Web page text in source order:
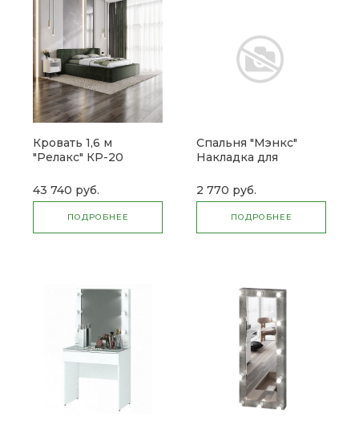
Кровать 1,6 м
"Релакс" КР-20
43 740 руб.
ПОДРОБНЕЕ
Спальня "Мэнкс"
Накладка для
(Микон)
2 770 руб.
ПОДРОБНЕЕ